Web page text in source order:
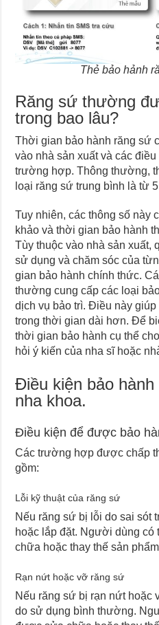
Thẻ bảo hảnh
Răng sứ thường
trong bao lâu?
Thời gian bảo hành răng sứ
vào nhà sản xuất và các
trường hợp. Thông thường,
loại răng sứ trung bình là từ
Tuy nhiên, các thông số này
khảo và thời gian bảo hành
Tùy thuộc vào nhà sản xuất,
sử dụng và chăm sóc của
gian bảo hành chính thức.
thường cung cấp các loại
dịch vụ bảo trì. Điều này
trong thời gian dài hơn.Để
thời gian bảo hành cụ thể
hỏi ý kiến ​​của nha sĩ hoặc
Điều kiện bảo
nha khoa.
Điều kiện để được bảo
Các trường hợp được chấp
gồm:
Lỗi kỹ thuật của răng sứ
Nếu răng sứ bị lỗi do sai sót
hoặc lắp đặt. Người dùng
chữa hoặc thay thế sản
Rạn nứt hoặc vỡ răng sứ
Nếu răng sứ bị rạn nứt hoặc
do sử dụng bình thường.